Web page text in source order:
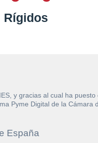
Rígidos
y gracias al cual ha
Pyme Digital de la Cámara